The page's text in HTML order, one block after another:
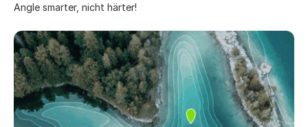
Angle smarter, nicht härter!